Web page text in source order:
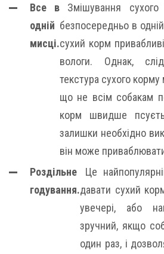
Все в
одній
мисці.
Змішування
безпосередньо в
сухий корм
вологи. Однак,
текстура сухого
що не всім собакам
корм швидше
залишки необхідно
він може
Роздільне
годування.
Це
давати сухий
увечері, або
зручний, якщо
один раз, і